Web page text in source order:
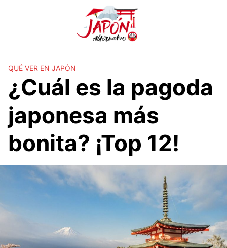
n
o
QUÉ VER EN JAPÓN
¿Cuál es la pagoda
japonesa más
bonita? ¡Top 12!